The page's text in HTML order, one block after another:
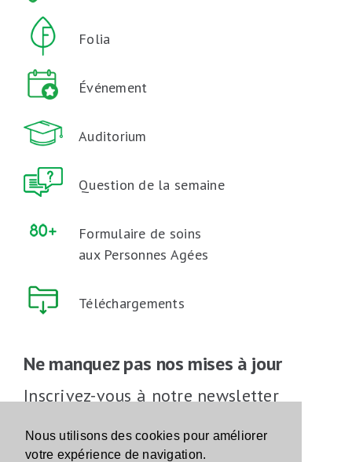
Nous utilisons des cookies pour améliorer
votre expérience de navigation.
Folia
Événement
Auditorium
Question de la semaine
Formulaire de soins
aux Personnes Agées
Téléchargements
Ne manquez pas nos mises à jour
Inscrivez-vous à notre newsletter
Inscrivez-vous